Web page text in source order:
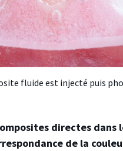
fluide est injecté puis
directes
de la